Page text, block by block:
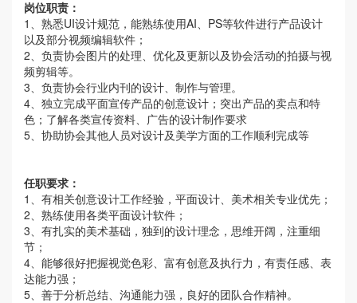
岗位职责：
1、熟悉UI设计规范，能熟练使用AI、PS等软件进行产品设计
以及部分视频编辑软件；
2、负责协会图片的处理、优化及更新以及协会活动的拍摄与视
频剪辑等。
3、负责协会行业内刊的设计、制作与管理。
4、独立完成平面宣传产品的创意设计；突出产品的卖点和特
色；了解各类宣传资料、广告的设计制作要求
5、协助协会其他人员对设计及美学方面的工作顺利完成等
任职要求：
1、有相关创意设计工作经验，平面设计、美术相关专业优先；
2、熟练使用各类平面设计软件；
3、有扎实的美术基础，独到的设计理念，思维开阔，注重细
节；
4、能够很好把握视觉色彩、富有创意及执行力，有责任感、表
达能力强；
5、善于分析总结、沟通能力强，良好的团队合作精神。